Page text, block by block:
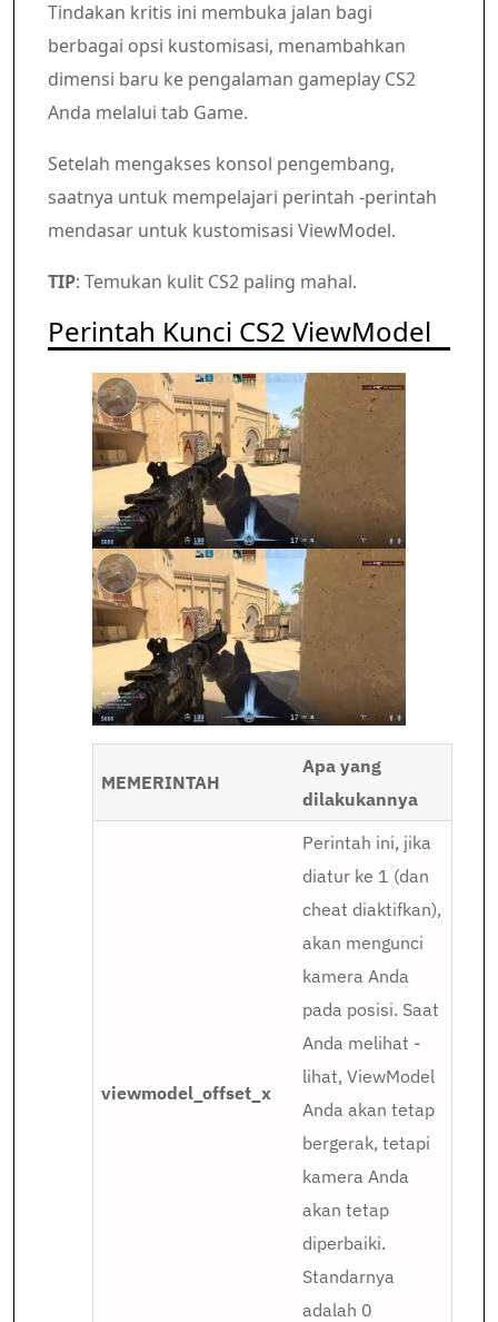
Tindakan kritis ini membuka jalan bagi
berbagai opsi kustomisasi, menambahkan
dimensi baru ke pengalaman gameplay CS2
Anda melalui tab Game.
Setelah mengakses konsol pengembang,
saatnya untuk mempelajari perintah -perintah
mendasar untuk kustomisasi ViewModel.
TIP: Temukan kulit CS2 paling mahal.
Perintah Kunci CS2 ViewModel
MEMERINTAH
Apa yang
dilakukannya
viewmodel_offset_x
Perintah ini, jika
diatur ke 1 (dan
cheat diaktifkan),
akan mengunci
kamera Anda
pada posisi. Saat
Anda melihat -
lihat, ViewModel
Anda akan tetap
bergerak, tetapi
kamera Anda
akan tetap
diperbaiki.
Standarnya
adalah 0